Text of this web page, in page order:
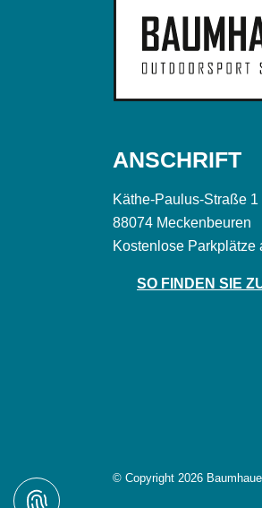
ANSCHRIFT
Käthe-Paulus-Straße 1
88074 Meckenbeuren
Kostenlose Parkplätze
SO FINDEN SIE
© Copyright 2026